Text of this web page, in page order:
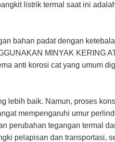
listrik termal saat ini
bahan padat dengan
MINYAK KERING
anti korosi cat yang umum
lebih baik. Namun, proses
mempengaruhi umur
perubahan tegangan termal
pelapisan dan transportasi,